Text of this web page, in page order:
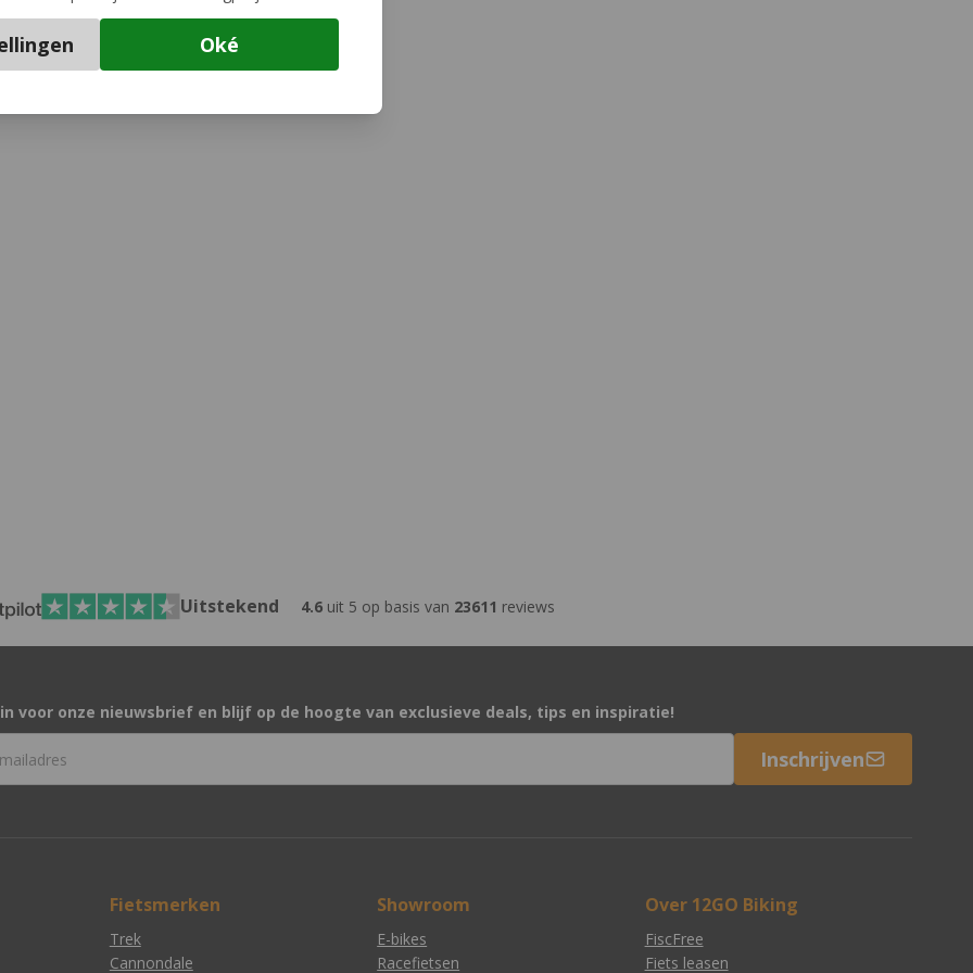
Oké
Uitstekend 4.6uit 5 op basis van 23611 reviews
voor onze nieuwsbrief en blijf op de hoogte van exclusieve deals, tips en inspiratie!
Inschrijven
Fietsmerken
Trek
Cannondale
Showroom
E-bikes
Racefietsen
Over 12GO Biking
FiscFree
Fiets leasen